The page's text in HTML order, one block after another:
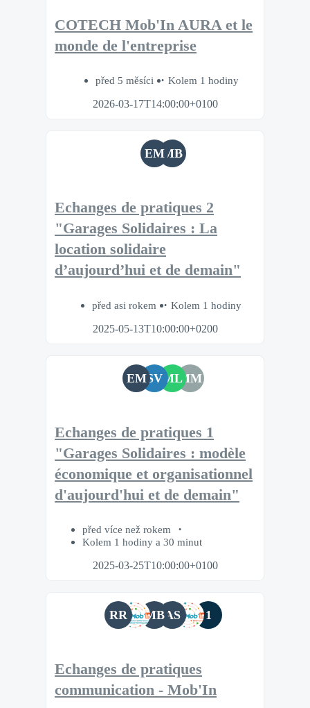
COTECH Mob'In AURA et le
monde de l'entreprise
před 5 měsíci
Kolem 1 hodiny
2026-03-17T14:00:00+0100
EMMB
Echanges de pratiques 2
"Garages Solidaires : La
location solidaire
d’aujourd’hui et de demain"
před asi rokem
Kolem 1 hodiny
2025-05-13T10:00:00+0200
EMSVMLMM
Echanges de pratiques 1
"Garages Solidaires : modèle
économique et organisationnel
d'aujourd'hui et de demain"
před více než rokem
Kolem 1 hodiny a 30 minut
2025-03-25T10:00:00+0100
RR MBAS 1
Echanges de pratiques
communication - Mob'In